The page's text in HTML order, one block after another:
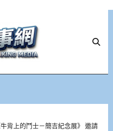
背上的鬥士－簡吉紀念展》 邀請